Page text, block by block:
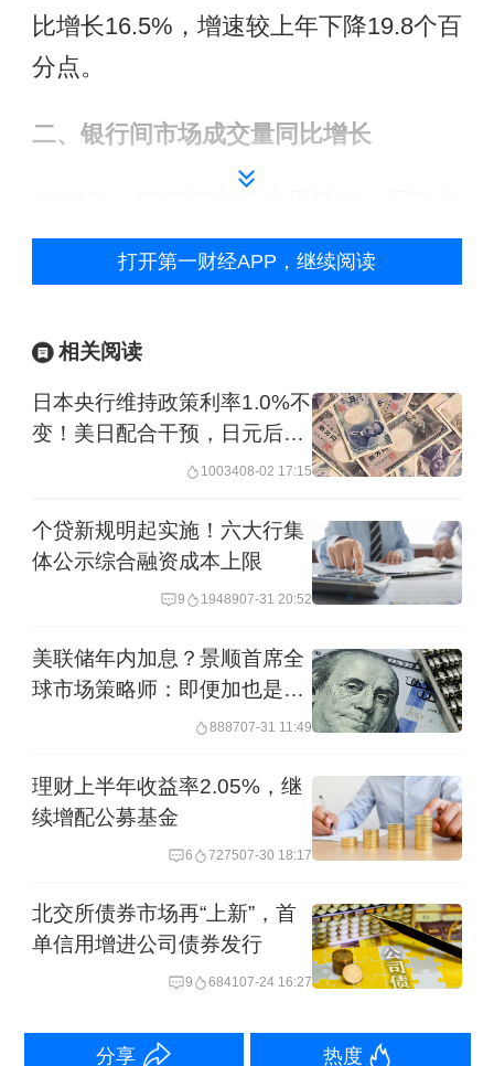
比增长16.5%，增速较上年下降19.8个百
分点。
二、银行间市场成交量同比增长
易成交总量697.2万亿元，同比增长
33.6%。其中，同业拆借累计成交95.9万
成交568.3万亿元，同比增长31.4%;买断
式回购累计成交33万亿元，同比增长
30.3%。
2016年，债券市场现券交易量132.2万亿
元，同比增长46.6%。其中，银行间市
场现券累计成交127万亿元，日均成交
券累计成交5.1万亿元，日均成交207.6
亿元，同比增长49%。
三、货币市场利率中枢上行，债券收益
率曲线整体上移
荡，10月下旬开始货币市场利率加快上
行。2016年12月份，银行间货币市场质
上年同期上升61个基点。
打开第一财经APP，继续阅读
相关阅读
日本央行维持政策利率1.0%不
变！美日配合干预，日元后市
1003408-02 17:15
个贷新规明起实施！六大行集
体公示综合融资成本上限
9 1948907-31 20:52
美联储年内加息？景顺首席全
球市场策略师：即便加也是一
次性，明年转向降息888707-31 11:49
理财上半年收益率2.05%，继
续增配公募基金
6 727507-30 18:17
北交所债券市场再“上新”，首
单信用增进公司债券发行
9 684107-24 16:27
分享 热度